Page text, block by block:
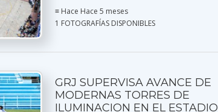
≡ Hace Hace 5 meses
1 FOTOGRAFÍAS DISPONIBLES
GRJ SUPERVISA AVANCE DE
MODERNAS TORRES DE
ILUMINACION EN EL ESTADIO